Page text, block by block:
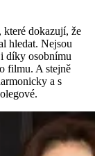
které dokazují, že
hledat. Nejsou
díky osobnímu
filmu. A stejně
a s